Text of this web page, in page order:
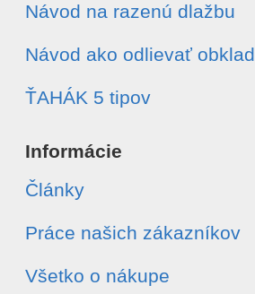
Návod na razenú dlažbu
Návod ako odlievať obklad
ŤAHÁK 5 tipov
Informácie
Články
Práce našich zákazníkov
Všetko o nákupe